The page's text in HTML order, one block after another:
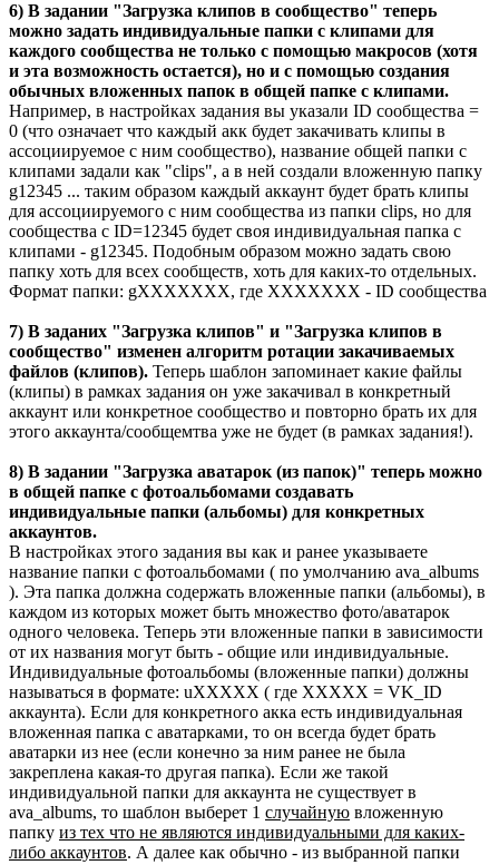
6) В задании "Загрузка клипов в сообщество" теперь
можно задать индивидуальные папки с клипами для
каждого сообщества не только с помощью макросов (хотя
и эта возможность остается), но и с помощью создания
обычных вложенных папок в общей папке с клипами.
Например, в настройках задания вы указали ID сообщества =
0 (что означает что каждый акк будет закачивать клипы в
ассоциируемое с ним сообщество), название общей папки с
клипами задали как "clips", а в ней создали вложенную папку
g12345 ... таким образом каждый аккаунт будет брать клипы
для ассоциируемого с ним сообщества из папки clips, но для
сообщества с ID=12345 будет своя индивидуальная папка с
клипами - g12345. Подобным образом можно задать свою
папку хоть для всех сообществ, хоть для каких-то отдельных.
Формат папки: gXXXXXXX, где XXXXXXX - ID сообщества
7) В заданих "Загрузка клипов" и "Загрузка клипов в
сообщество" изменен алгоритм ротации закачиваемых
файлов (клипов). Теперь шаблон запоминает какие файлы
(клипы) в рамках задания он уже закачивал в конкретный
аккаунт или конкретное сообщество и повторно брать их для
этого аккаунта/сообщемтва уже не будет (в рамках задания!).
8) В задании "Загрузка аватарок (из папок)" теперь можно
в общей папке с фотоальбомами создавать
индивидуальные папки (альбомы) для конкретных
аккаунтов.
В настройках этого задания вы как и ранее указываете
название папки с фотоальбомами ( по умолчанию ava_albums
). Эта папка должна содержать вложенные папки (альбомы), в
каждом из которых может быть множество фото/аватарок
одного человека. Теперь эти вложенные папки в зависимости
от их названия могут быть - общие или индивидуальные.
Индивидуальные фотоальбомы (вложенные папки) должны
называться в формате: uXXXXX ( где XXXXX = VK_ID
аккаунта). Если для конкретного акка есть индивидуальная
вложенная папка с аватарками, то он всегда будет брать
аватарки из нее (если конечно за ним ранее не была
закреплена какая-то другая папка). Если же такой
индивидуальной папки для аккаунта не существует в
ava_albums, то шаблон выберет 1 случайную вложенную
папку из тех что не являются индивидуальными для каких-
либо аккаунтов. А далее как обычно - из выбранной папки